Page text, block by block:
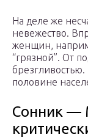
На деле же
невежество.
женщин,
“грязной”. От
половине
Сонник —